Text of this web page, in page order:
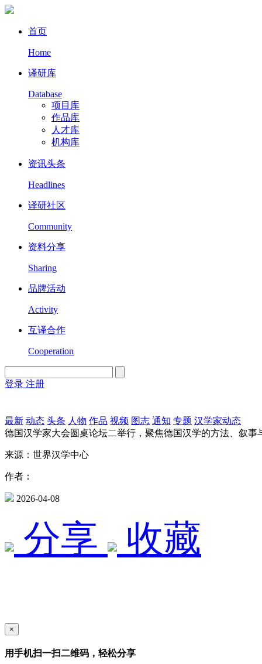
首页
Home
译研库
Database
项目库
作品库
人才库
机构库
资讯头条
Headlines
译研社区
Community
资料分享
Sharing
品牌活动
Activity
互译合作
Cooperation
登录 注册
最新 动态 头条 人物 作品 视频 图志 通知 专题 汉学家动态
德国汉学家大会圆桌论坛二举行，聚焦德国汉学的方法、叙事
来源：世界汉学中心
作者：
2026-04-08
分享 收藏
×
用手机扫一扫二维码，轻松分享